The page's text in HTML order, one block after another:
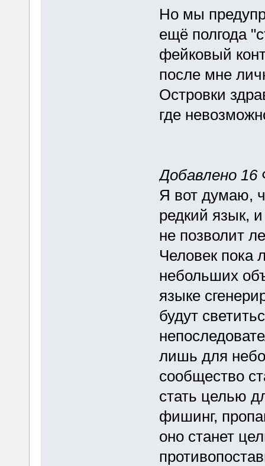
Но мы
ещё полгода
фейковый
после мне
Островки
где
Добавлено 16
Я вот думаю,
редкий язык,
не позволит
Человек пока
небольших
языке
будут
лишь для
сообщество
стать целью
фишинг,
оно станет